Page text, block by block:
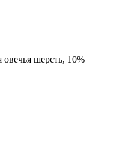
овечья шерсть, 10%